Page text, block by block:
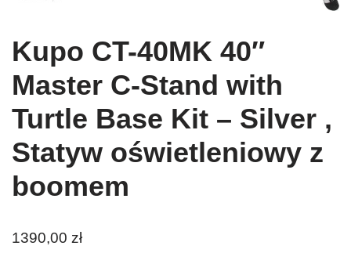
Kupo CT-40MK 40″
Master C-Stand with
Turtle Base Kit – Silver ,
Statyw oświetleniowy z
boomem
1390,00 zł